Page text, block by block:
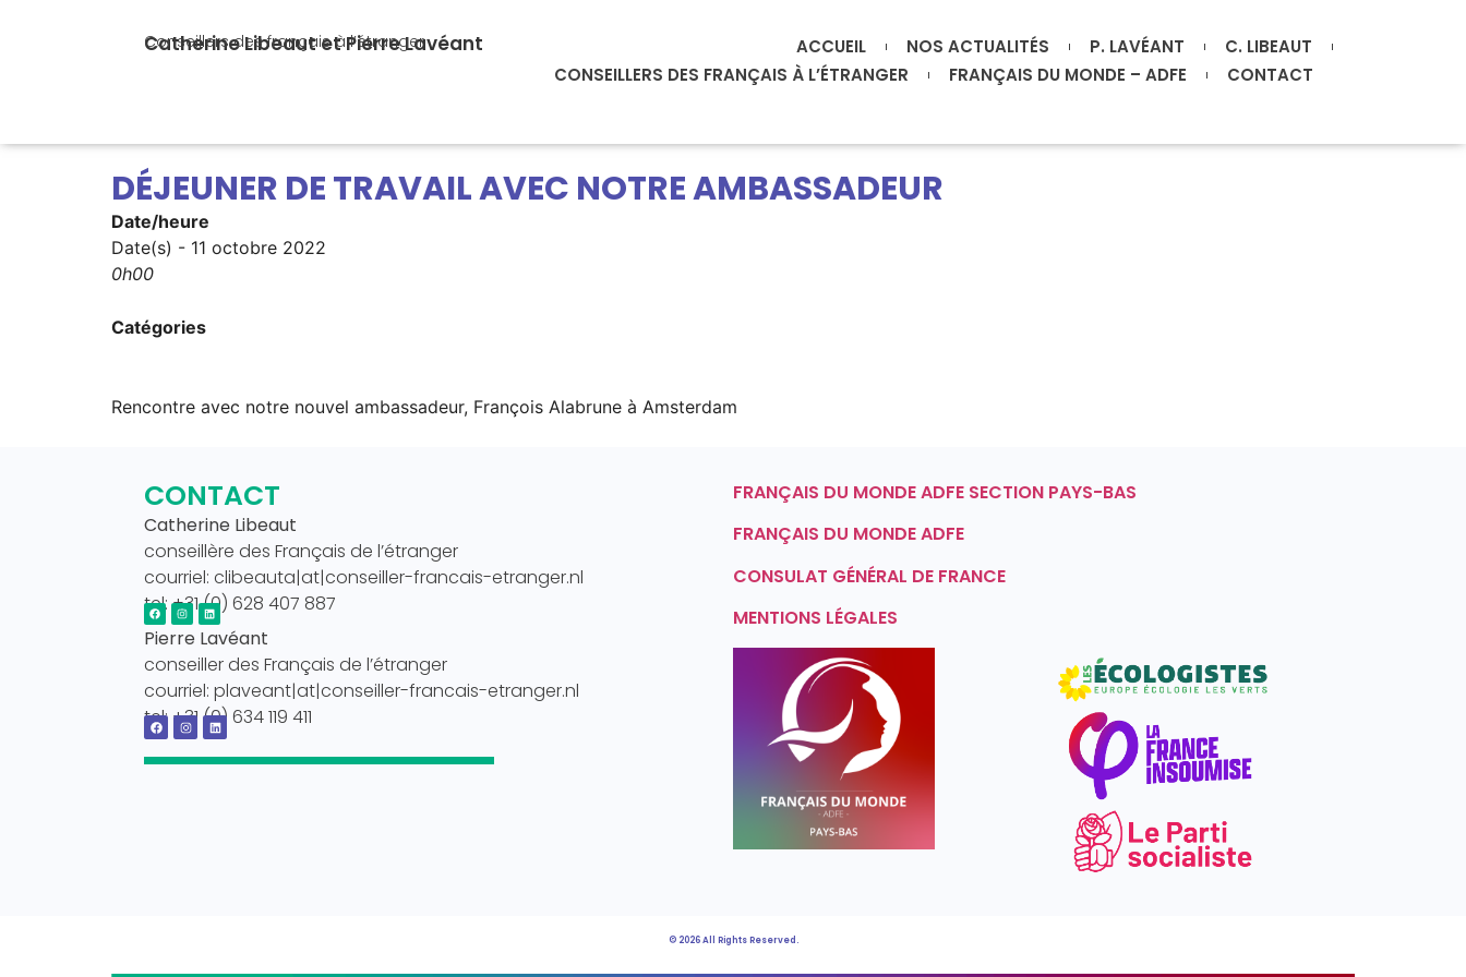
Catherine Libeaut et Pierre Lavéant
Conseillers des français à l’étranger ACCUEIL NOS ACTUALITÉS P. LAVÉANT
C. LIBEAUT
CONSEILLERS DES FRANÇAIS À L’ÉTRANGER
FRANÇAIS DU MONDE – ADFE CONTACT
DÉJEUNER DE TRAVAIL AVEC NOTRE AMBASSADEUR
Date/heure
Date(s) - 11 octobre 2022
0h00
Catégories
Rencontre avec notre nouvel ambassadeur, François Alabrune à Amsterdam
CONTACT
Catherine Libeaut
conseillère des Français de l’étranger
courriel: clibeauta|at|conseiller-francais-etranger.nl
tel: +31 (0) 628 407 887
Pierre Lavéant
conseiller des Français de l’étranger
courriel: plaveant|at|conseiller-francais-etranger.nl
tel: +31 (0) 634 119 411
FRANÇAIS DU MONDE ADFE SECTION PAYS-BAS
FRANÇAIS DU MONDE ADFE
CONSULAT GÉNÉRAL DE FRANCE
MENTIONS LÉGALES
© 2026 All Rights Reserved.